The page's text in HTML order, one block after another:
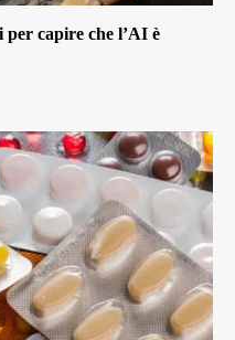
per capire che l’AI è